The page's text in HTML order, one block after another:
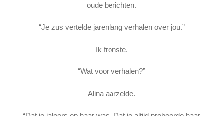
oude berichten.
“Je zus vertelde jarenlang verhalen over jou.”
Ik fronste.
“Wat voor verhalen?”
Alina aarzelde.